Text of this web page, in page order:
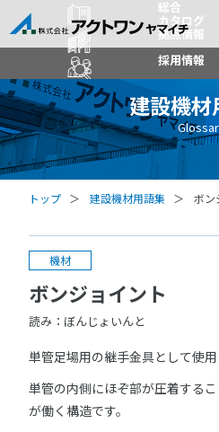
総合
カタログ
拠点情報
採用情報
建設機材
トップ 建設機材用語集 ボン
機材
ボンジョイント
読み：ぼんじょいんと
単管足場用の継手金具として使用
単管の内側にほぞ部が圧着する
が働く構造です。